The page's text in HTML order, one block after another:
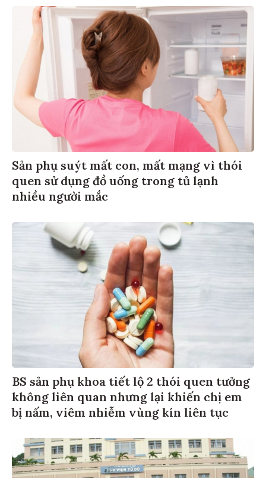
Sản phụ suýt mất con, mất mạng vì thói
quen sử dụng đồ uống trong tủ lạnh
nhiều người mắc
BS sản phụ khoa tiết lộ 2 thói quen tưởng
không liên quan nhưng lại khiến chị em
bị nấm, viêm nhiễm vùng kín liên tục